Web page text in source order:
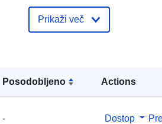
Posodobljeno Actions
- Dostop
29 July
Prikaži več